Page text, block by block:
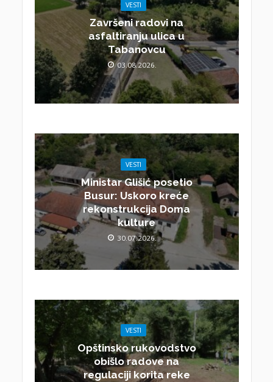
VESTI
Završeni radovi na
asfaltiranju ulica u
Tabanovcu
03.08.2026.
VESTI
Ministar Glišić posetio
Busur: Uskoro kreće
rekonstrukcija Doma
kulture
30.07.2026.
VESTI
Opštinsko rukovodstvo
obišlo radove na
regulaciji korita reke